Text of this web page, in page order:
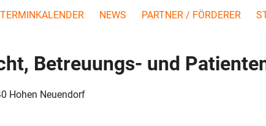
TERMINKALENDER NEWS PARTNER / FÖRDERER
Betreuungs- und
Hohen Neuendorf